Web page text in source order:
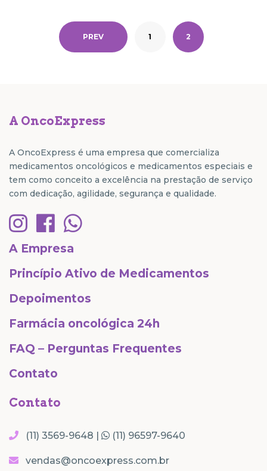
PREV 1 2
A OncoExpress
A OncoExpress é uma empresa que comercializa
medicamentos oncológicos e medicamentos especiais e
tem como conceito a excelência na prestação de serviço
com dedicação, agilidade, segurança e qualidade.
A Empresa
Princípio Ativo de Medicamentos
Depoimentos
Farmácia oncológica 24h
FAQ – Perguntas Frequentes
Contato
Contato
(11) 3569-9648 | (11) 96597-9640
vendas@oncoexpress.com.br